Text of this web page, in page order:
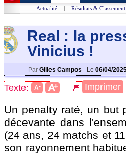
Actualité | Résultats & Classement
Real : la
Vinicius !
Par Gilles Campos - Le 06/04/
Texte: A- A+ Imprimer
Un penalty raté, un but
décevante dans
(24 ans, 24 matchs et
son rayonnement